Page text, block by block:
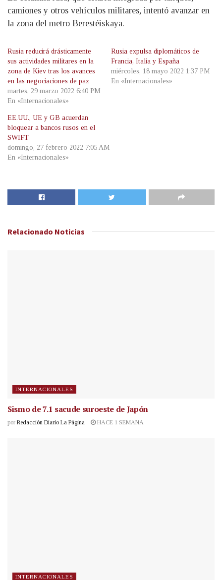
camiones y otros vehículos militares, intentó avanzar en
la zona del metro Berestéiskaya.
Rusia reducirá drásticamente
sus actividades militares en la
zona de Kiev tras los avances
en las negociaciones de paz
martes, 29 marzo 2022 6:40 PM
En «Internacionales»
Rusia expulsa diplomáticos de
Francia, Italia y España
miércoles, 18 mayo 2022 1:37 PM
En «Internacionales»
EE.UU., UE y GB acuerdan
bloquear a bancos rusos en el
SWIFT
domingo, 27 febrero 2022 7:05 AM
En «Internacionales»
Relacionado Noticias
INTERNACIONALES
Sismo de 7.1 sacude suroeste de Japón
por Redacción Diario La Página HACE 1 SEMANA
INTERNACIONALES